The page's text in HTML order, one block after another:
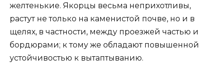
желтенькие. Якорцы весьма неприхотливы,
растут не только на каменистой почве, но и в
щелях, в частности, между проезжей частью и
бордюрами; к тому же обладают повышенной
устойчивостью к вытаптыванию.